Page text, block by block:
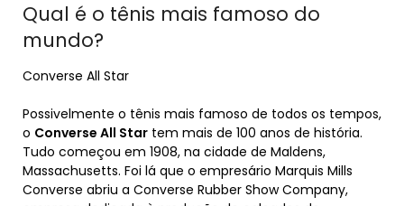
Qual é o tênis mais famoso do
mundo?
Converse All Star
Possivelmente o tênis mais famoso de todos os tempos,
o Converse All Star tem mais de 100 anos de história.
Tudo começou em 1908, na cidade de Maldens,
Massachusetts. Foi lá que o empresário Marquis Mills
Converse abriu a Converse Rubber Show Company,